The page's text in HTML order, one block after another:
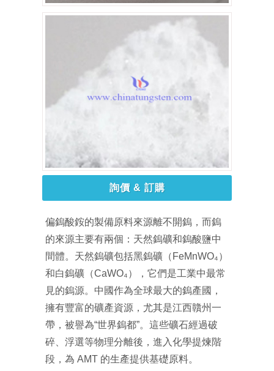
詢價 & 訂購
偏鎢酸銨的製備原料來源離不開鎢，而鎢
的來源主要有兩個：天然鎢礦和鎢酸鹽中
間體。天然鎢礦包括黑鎢礦（FeMnWO₄）
和白鎢礦（CaWO₄），它們是工業中最常
見的鎢源。中國作為全球最大的鎢產國，
擁有豐富的礦產資源，尤其是江西贛州一
帶，被譽為“世界鎢都”。這些礦石經過破
碎、浮選等物理分離後，進入化學提煉階
段，為 AMT 的生產提供基礎原料。